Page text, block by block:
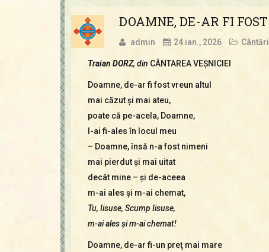
DOAMNE, DE-AR FI FOST
admin 24 ian., 2026 Cântări
Traian DORZ, din CÂNTAREA VEŞNICIEI
Doamne, de-ar fi fost vreun altul
mai căzut şi mai ateu,
poate că pe-acela, Doamne,
l-ai fi-ales în locul meu
– Doamne, însă n-a fost nimeni
mai pierdut şi mai uitat
decât mine – şi de-aceea
m-ai ales şi m-ai chemat,
Tu, Iisuse, Scump Iisuse,
m-ai ales şi m-ai chemat!
Doamne, de-ar fi-un preţ mai mare